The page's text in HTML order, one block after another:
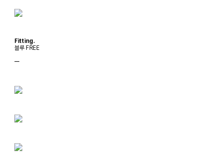
Fitting.
블루 FREE
ㅡ